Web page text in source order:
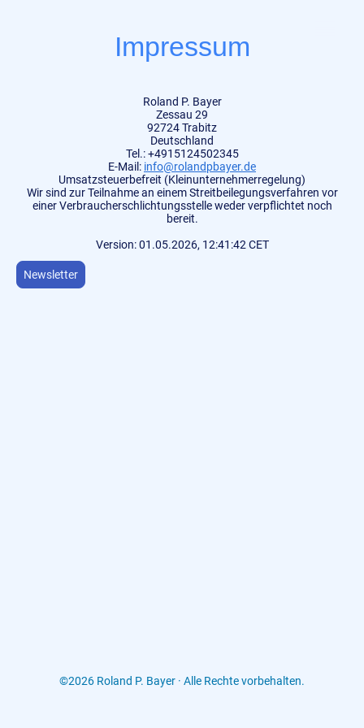
Impressum
Roland P. Bayer
Zessau 29
92724 Trabitz
Deutschland
Tel.: +4915124502345
E-Mail: info@rolandpbayer.de
Umsatzsteuerbefreit (Kleinunternehmerregelung)
Wir sind zur Teilnahme an einem Streitbeilegungsverfahren vor
einer Verbraucherschlichtungsstelle weder verpflichtet noch
bereit.
Version: 01.05.2026, 12:41:42 CET
Newsletter
©2026 Roland P. Bayer · Alle Rechte vorbehalten.